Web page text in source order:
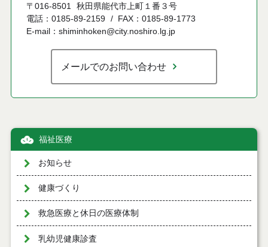
〒016-8501
秋田県能代市上町１番３号
電話：0185-89-2159
FAX：0185-89-1773
E-mail：shiminhoken@city.noshiro.lg.jp
メールでのお問い合わせ
福祉医療
お知らせ
健康づくり
救急医療と休日の医療体制
乳幼児健康診査